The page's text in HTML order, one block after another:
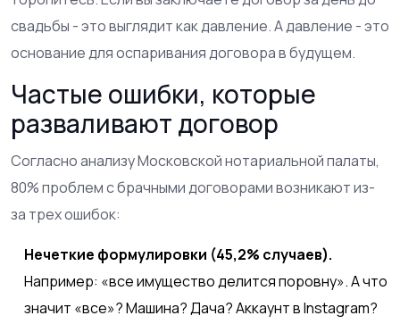
свадьбы - это выглядит как давление. А давление - это
основание для оспаривания договора в будущем.
Частые ошибки, которые
разваливают договор
Согласно анализу Московской нотариальной палаты,
80% проблем с брачными договорами возникают из-
за трех ошибок:
Нечеткие формулировки (45,2% случаев).
Например: «все имущество делится поровну». А что
значит «все»? Машина? Дача? Аккаунт в Instagram?